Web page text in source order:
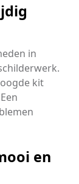
in
kit
en